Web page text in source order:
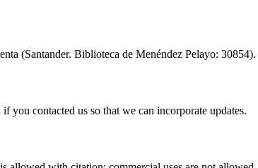
(Santander. Biblioteca de Menéndez Pelayo: 30854).
you contacted us so that we can incorporate updates.